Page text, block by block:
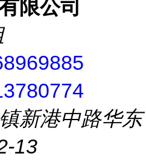
限公司
新港中路华东
13